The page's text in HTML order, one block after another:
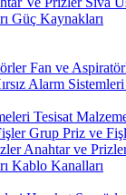
Güç Kaynakları
Fan ve
Tesisat
Grup Priz ve
Anahtar ve
Kablo Kanalları